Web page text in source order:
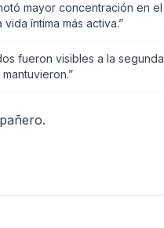
mayor concentración en el
íntima más activa.”
fueron visibles a la segunda